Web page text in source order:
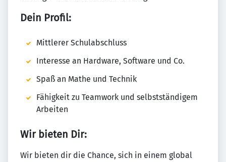
Dein Profil:
Mittlerer Schulabschluss
Interesse an Hardware, Software und Co.
Spaß an Mathe und Technik
Fähigkeit zu Teamwork und selbstständigem
Arbeiten
Wir bieten Dir:
Wir bieten dir die Chance, sich in einem global